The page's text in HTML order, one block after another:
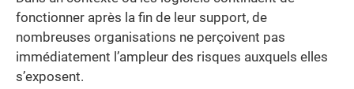
fonctionner après la fin de leur support, de
nombreuses organisations ne perçoivent pas
immédiatement l’ampleur des risques auxquels elles
s’exposent.